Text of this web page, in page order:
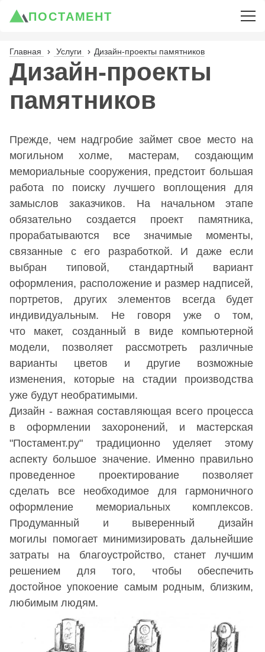
ПОСТАМЕНТ
Главная Услуги Дизайн-проекты памятников
Дизайн-проекты
памятников
Прежде, чем надгробие займет свое место на
могильном холме, мастерам, создающим
мемориальные сооружения, предстоит большая
работа по поиску лучшего воплощения для
замыслов заказчиков. На начальном этапе
обязательно создается проект памятника,
прорабатываются все значимые моменты,
связанные с его разработкой. И даже если
выбран типовой, стандартный вариант
оформления, расположение и размер надписей,
портретов, других элементов всегда будет
индивидуальным. Не говоря уже о том,
что макет, созданный в виде компьютерной
модели, позволяет рассмотреть различные
варианты цветов и другие возможные
изменения, которые на стадии производства
уже будут необратимыми.
Дизайн - важная составляющая всего процесса
в оформлении захоронений, и мастерская
"Постамент.ру" традиционно уделяет этому
аспекту большое значение. Именно правильно
проведенное проектирование позволяет
сделать все необходимое для гармоничного
оформление мемориальных комплексов.
Продуманный и выверенный дизайн
могилы помогает минимизировать дальнейшие
затраты на благоустройство, станет лучшим
решением для того, чтобы обеспечить
достойное упокоение самым родным, близким,
любимым людям.